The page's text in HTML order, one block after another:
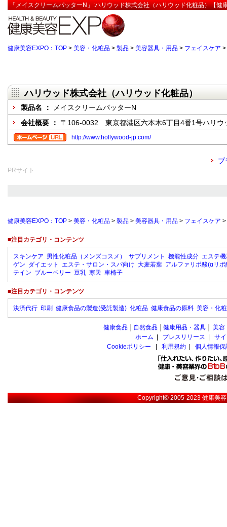
「メイスクリームパッターN」:ハリウッド株式会社（ハリウッド化粧品）【健
健康美容EXPO：TOP > 美容・化粧品 > 製品 > 美容器具・用品 > フェイスケア >
ハリウッド株式会社（ハリウッド化粧品）
製品名 ：
メイスクリームパッターN
会社概要 ： 〒106-0032 東京都港区六本木6丁目4番1号ハリウ
http://www.hollywood-jp.com/
ブ
PRサイト
健康美容EXPO：TOP > 美容・化粧品 > 製品 > 美容器具・用品 > フェイスケア >
■注目カテゴリ・コンテンツ
スキンケア 男性化粧品（メンズコスメ） サプリメント 機能性成分 エステ
ゲン ダイエット エステ・サロン・スパ向け 大麦若葉 アルファリポ酸(αリポ
テイン ブルーベリー 豆乳 寒天 車椅子
■注目カテゴリ・コンテンツ
決済代行 印刷 健康食品の製造(受託製造) 化粧品 健康食品の原料 美容・化
健康食品 自然食品 健康用品・器具 美容
ホーム
プレスリリース
サ
Cookieポリシー
利用規約 個人情報
Copyright© 2005-2023健康美